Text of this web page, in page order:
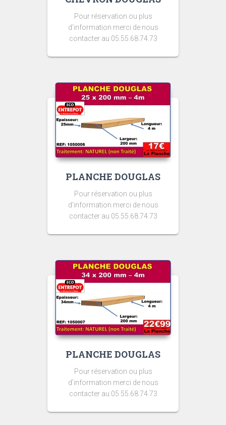
Pour réservation ou plus
d’information merci de nous
contacter au 05.55.68.74.73
PLANCHE DOUGLAS
Pour réservation ou plus
d’information merci de nous
contacter au 05.55.68.74.73
PLANCHE DOUGLAS
Pour réservation ou plus
d’information merci de nous
contacter au 05.55.68.74.73